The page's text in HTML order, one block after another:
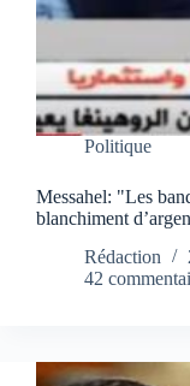
Politique
Messahel: "Les
blanchiment
Rédaction
42